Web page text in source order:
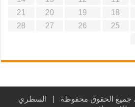
18
19
20
21
25
26
27
28
السطري